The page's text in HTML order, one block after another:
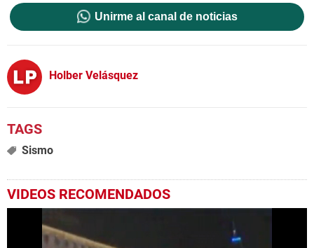
Unirme al canal de noticias
Holber Velásquez
Sismo
VIDEOS RECOMENDADOS